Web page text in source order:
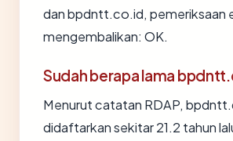
dan bpdntt.co.id, pemeriksaan
mengembalikan: OK.
Sudah berapa lama
Menurut catatan RDAP,
didaftarkan sekitar 21.2 tahun